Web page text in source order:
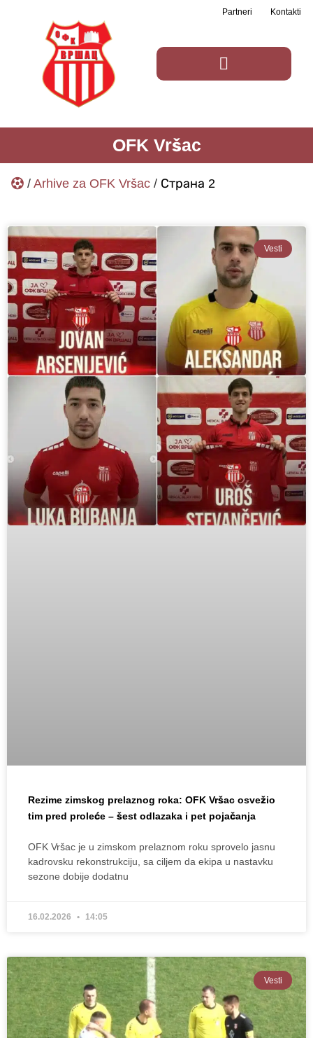
Partneri Kontakti
OFK Vršac
/ Arhive za OFK Vršac / Страна 2
Vesti
Rezime zimskog prelaznog roka: OFK Vršac osvežio
tim pred proleće – šest odlazaka i pet pojačanja
OFK Vršac je u zimskom prelaznom roku sprovelo jasnu
kadrovsku rekonstrukciju, sa ciljem da ekipa u nastavku
sezone dobije dodatnu
16.02.2026 14:05
Vesti